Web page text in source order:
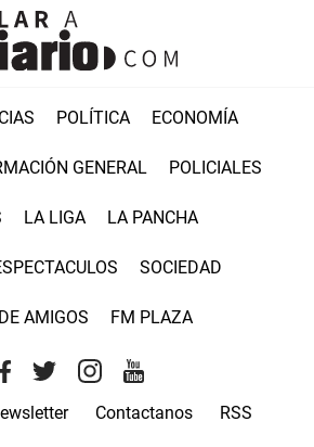
POLÍTICA ECONOMÍA
GENERAL POLICIALES
LA LIGA LA PANCHA
SOCIEDAD
AMIGOS FM PLAZA
Contactanos RSS